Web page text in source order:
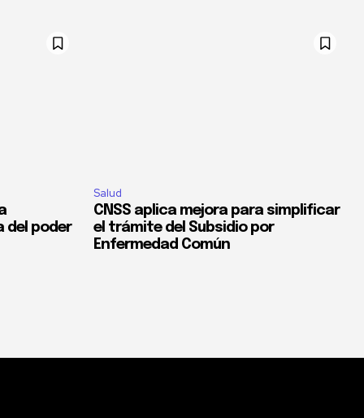
del poder
Salud
CNSS aplica mejora para simplificar
el trámite del Subsidio por
Enfermedad Común